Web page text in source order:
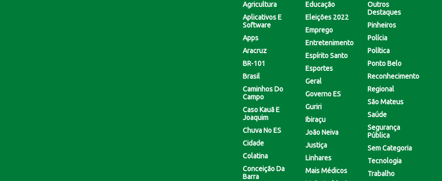
Agricultura
Aplicativos E
Software
Apps
Aracruz
BR-101
Brasil
Caminhos Do
Campo
Caso Kauã E
Joaquim
Chuva No ES
Cidade
Colatina
Conceição Da
Barra
Educação
Eleições 2022
Emprego
Entretenimento
Espírito Santo
Esportes
Geral
Governo ES
Guriri
Ibiraçu
João Neiva
Justiça
Linhares
Mais Médicos
Outros
Destaques
Pinheiros
Polícia
Política
Ponto Belo
Reconhecimento
Regional
São Mateus
Saúde
Segurança
Pública
Sem Categoria
Tecnologia
Trabalho